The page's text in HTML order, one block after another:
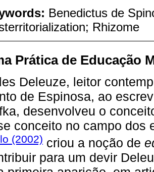
Benedictus de
Rhizome
Prática de Educação
Deleuze, leitor
de Espinosa, ao
desenvolveu o
conceito no campo dos
(2002) criou a noção de
para um devir